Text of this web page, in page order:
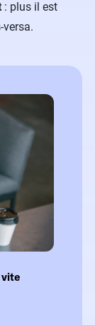
: plus il est